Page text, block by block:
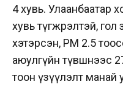
4 хувь. Улаанбаатар
хувь түгжрэлтэй,
хэтэрсэн, РМ 2.5
аюулгүйн түвшнээс
тоон үзүүлэлт манай